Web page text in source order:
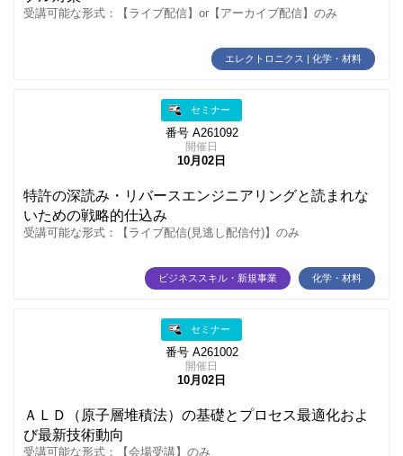
受講可能な形式：【ライブ配信】or【アーカイブ配信】のみ
エレクトロニクス | 化学・材料
セミナー
番号 A261092
開催日
10月02日
特許の深読み・リバースエンジニアリングと読まれな
いための戦略的仕込み
受講可能な形式：【ライブ配信(見逃し配信付)】のみ
ビジネススキル・新規事業 化学・材料
セミナー
番号 A261002
開催日
10月02日
ＡＬＤ（原子層堆積法）の基礎とプロセス最適化およ
び最新技術動向
受講可能な形式：【会場受講】のみ